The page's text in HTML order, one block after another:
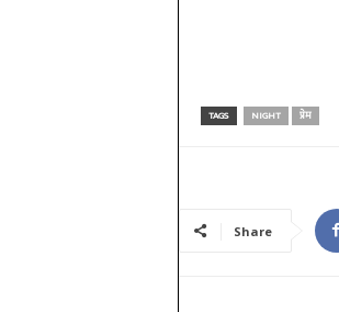
TAGS NIGHT प्रेम
Share